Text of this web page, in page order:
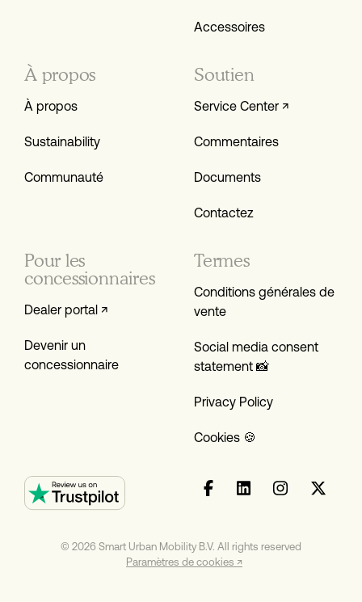
Accessoires
À propos
À propos
Sustainability
Communauté
Soutien
Service Center ↗
Commentaires
Documents
Contactez
Pour les
concessionnaires
Dealer portal ↗
Devenir un
concessionnaire
Termes
Conditions générales de
vente
Social media consent
statement 📸
Privacy Policy
Cookies 🍪
© 2026 Smart Urban Mobility B.V. All rights reserved
Paramètres de cookies ↗